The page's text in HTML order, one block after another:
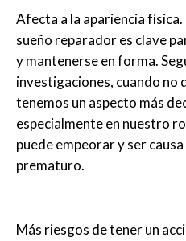
Afecta a la apariencia física.
sueño reparador es clave
y mantenerse en forma.
investigaciones, cuando no
tenemos un aspecto más
especialmente en nuestro
puede empeorar y ser
prematuro.
Más riesgos de tener un